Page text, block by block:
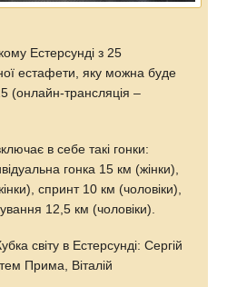
Естерсунді з 25
естафети, яку можна буде
(онлайн-трансляція –
в себе такі гонки:
гонка 15 км (жінки),
спринт 10 км (чоловіки),
12,5 км (чоловіки).
світу в Естерсунді: Сергій
Прима, Віталій